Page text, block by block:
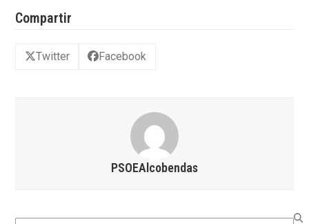
Compartir
Twitter Facebook
PSOEAlcobendas